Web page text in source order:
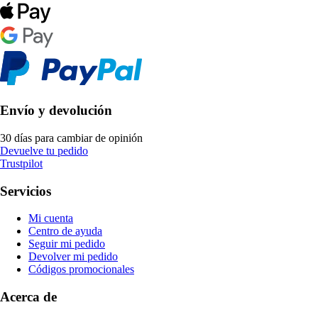
Envío y devolución
30 días para cambiar de opinión
Devuelve tu pedido
Trustpilot
Servicios
Mi cuenta
Centro de ayuda
Seguir mi pedido
Devolver mi pedido
Códigos promocionales
Acerca de